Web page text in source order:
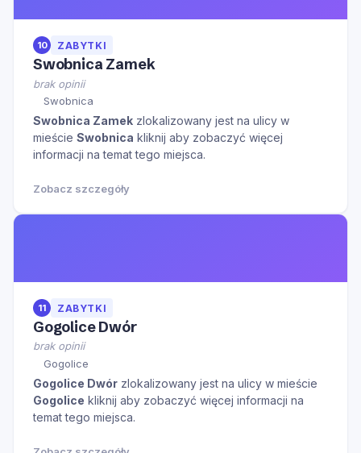
10 ZABYTKI
Swobnica Zamek
brak opinii
Swobnica
Swobnica Zamek zlokalizowany jest na ulicy w
mieście Swobnica kliknij aby zobaczyć więcej
informacji na temat tego miejsca.
Zobacz szczegóły
11 ZABYTKI
Gogolice Dwór
brak opinii
Gogolice
Gogolice Dwór zlokalizowany jest na ulicy w mieście
Gogolice kliknij aby zobaczyć więcej informacji na
temat tego miejsca.